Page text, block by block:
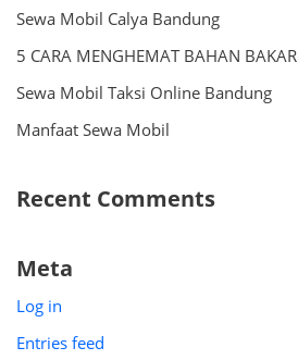
Sewa Mobil Calya Bandung
5 CARA MENGHEMAT BAHAN BAKAR
Sewa Mobil Taksi Online Bandung
Manfaat Sewa Mobil
Recent Comments
Meta
Log in
Entries feed